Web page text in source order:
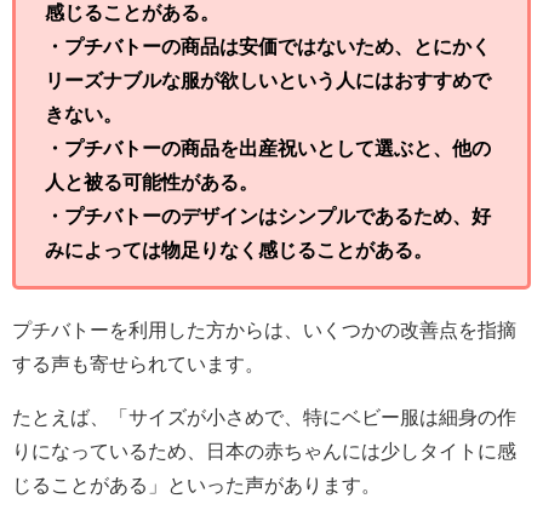
感じることがある。
・プチバトーの商品は安価ではないため、とにかく
リーズナブルな服が欲しいという人にはおすすめで
きない。
・プチバトーの商品を出産祝いとして選ぶと、他の
人と被る可能性がある。
・プチバトーのデザインはシンプルであるため、好
みによっては物足りなく感じることがある。
プチバトーを利用した方からは、いくつかの改善点を指摘
する声も寄せられています。
たとえば、「サイズが小さめで、特にベビー服は細身の作
りになっているため、日本の赤ちゃんには少しタイトに感
じることがある」といった声があります。